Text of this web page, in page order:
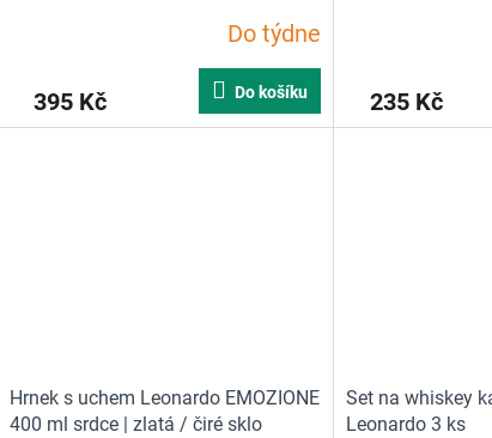
Do týdne
395 Kč Do košíku 235 Kč
Hrnek s uchem Leonardo EMOZIONE
400 ml srdce | zlatá / čiré sklo
Set na whiskey
Leonardo 3 ks